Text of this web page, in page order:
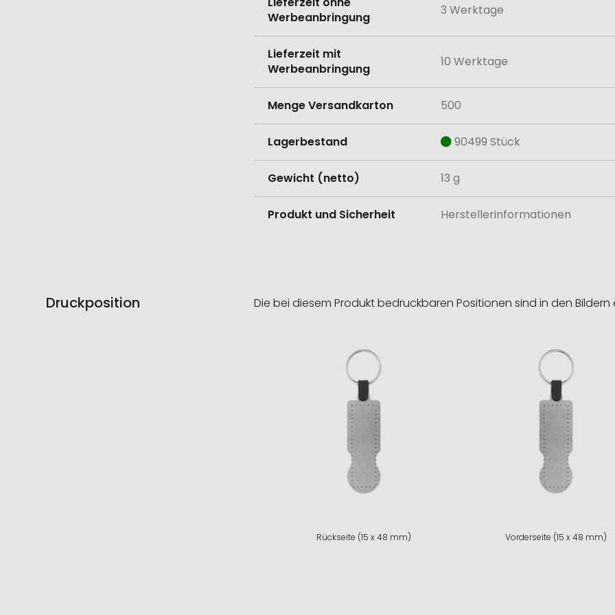
Werbeanbringung
3 Werktage
Lieferzeit mit
Werbeanbringung
10 Werktage
Menge Versandkarton 500
Lagerbestand 90499 Stück
Gewicht (netto) 13 g
Produkt und Sicherheit Herstellerinformationen
Druckposition Die bei diesem Produkt bedruckbaren Positionen sind in den
Rückseite (15 x 48 mm) Vorderseite (15 x 48 mm)